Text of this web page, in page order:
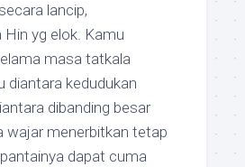
lancip,
yg elok. Kamu
masa tatkala
diantara kedudukan
dibanding besar
wajar menerbitkan tetap
dapat cuma